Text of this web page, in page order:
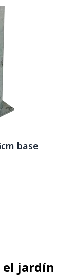
base
el jardín